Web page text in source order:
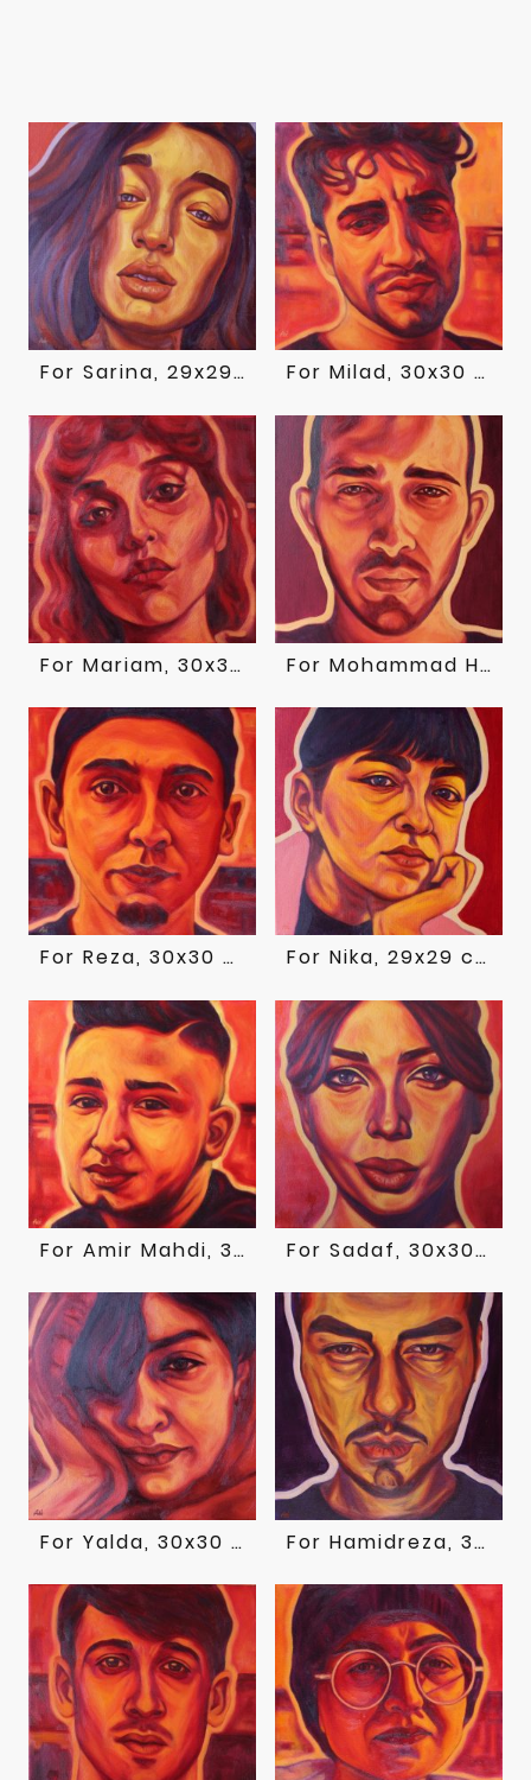
For Sarina, 29x29 cm, Öl auf Leinwand, 2022 For Milad, 30x30 cm, Öl auf Leinwand, 2023
For Mariam, 30x30 cm, Öl auf Leinwand, 2023 For Mohammad Hassan, 30x30 cm, Öl auf Leinwand, 2023
For Reza, 30x30 cm, Öl auf Leinwand, 2023 For Nika, 29x29 cm, Öl auf Leinwand, 2022
For Amir Mahdi, 30x30 cm, Öl auf Leinwand, 2023 For Sadaf, 30x30 cm, Öl auf Leinwand, 2023
For Yalda, 30x30 cm, Öl auf Leinwand, 2023 For Hamidreza, 30x30 cm, Öl auf Leinwand, 2022